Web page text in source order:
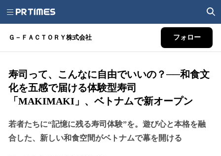
Ｇ－ＦＡＣＴＯＲＹ株式会社 フォロー
寿司って、こんなに自由でいいの？──和食文
化を五感で届ける体験型寿司
「MAKIMAKI」、ベトナムで新オープン
若者たちに“記憶に残る寿司体験”を。遊び心と本格を融
合した、新しい和食空間がベトナムで幕を開ける